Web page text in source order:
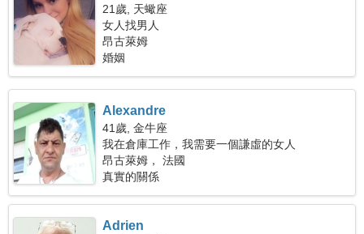
21歲, 天蠍座
女人找男人
昂古萊姆
婚姻
Alexandre
41歲, 金牛座
我在倉庫工作，我需要一個謙虛的女人
昂古萊姆， 法國
真實的關係
Adrien